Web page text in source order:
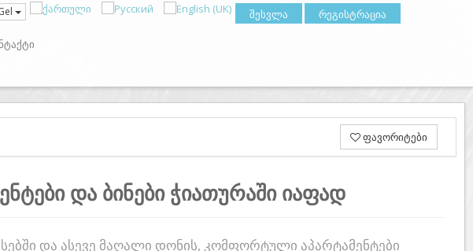
შესვლა რეგისტრაცია
ფავორიტები
და ბინები ჭიათურაში იაფად
და ასევე მაღალი დონის, კომფორტული აპარტამენტები